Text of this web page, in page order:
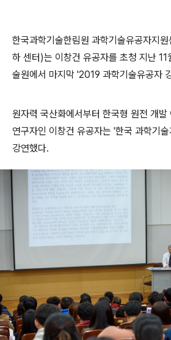
한국과학기술한림원 과학기술유공자지원
하 센터)는 이창건 유공자를 초청 지난 11
술원에서 마지막 '2019 과학기술유공자
원자력 국산화에서부터 한국형 원전 개발
연구자인 이창건 유공자는 '한국 과학기
강연했다.